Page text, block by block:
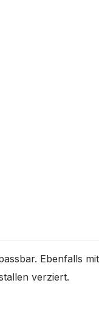
Ebenfalls
verziert.